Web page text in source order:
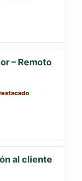
– Remoto
al cliente